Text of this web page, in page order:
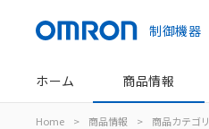
制御機器
ホーム 商品情報
Home > 商品情報 > 商品カテゴリ